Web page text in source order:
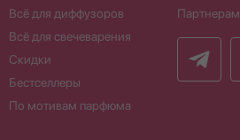
Скидки
Бестселлеры
По мотивам парфюма
Всё для диффузоров
Всё для свечеварения
Партнерам